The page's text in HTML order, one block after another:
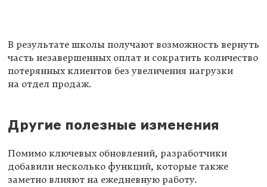
В результате школы получают возможность вернуть
часть незавершенных оплат и сократить количество
потерянных клиентов без увеличения нагрузки
на отдел продаж.
Другие полезные изменения
Помимо ключевых обновлений, разработчики
добавили несколько функций, которые также
заметно влияют на ежедневную работу.